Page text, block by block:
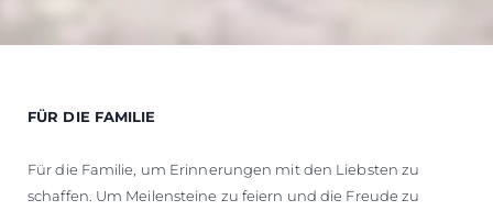
FÜR DIE FAMILIE
Für die Familie, um Erinnerungen mit den Liebsten zu
schaffen. Um Meilensteine zu feiern und die Freude zu